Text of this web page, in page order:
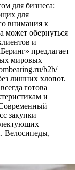
для бизнеса:
для
внимания к
может обернуться
и
предлагает
мировых
b2b/
лишних хлопот.
готова
и
закупки
Велосипеды,